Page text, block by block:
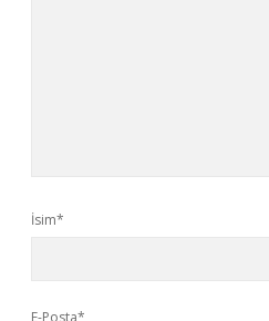
İsim*
E-Posta*